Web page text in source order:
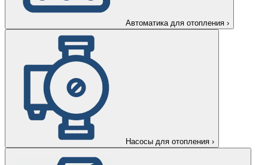
Автоматика для отопления ›
Насосы для отопления ›